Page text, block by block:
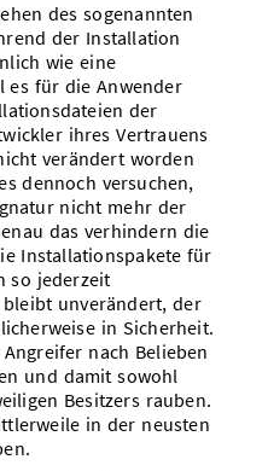
des sogenannten
der Installation
wie eine
es für die Anwender
der
ihres Vertrauens
verändert worden
dennoch versuchen,
nicht mehr der
das verhindern die
Installationspakete für
so jederzeit
unverändert, der
in Sicherheit.
nach Belieben
und damit sowohl
Besitzers rauben.
in der neusten